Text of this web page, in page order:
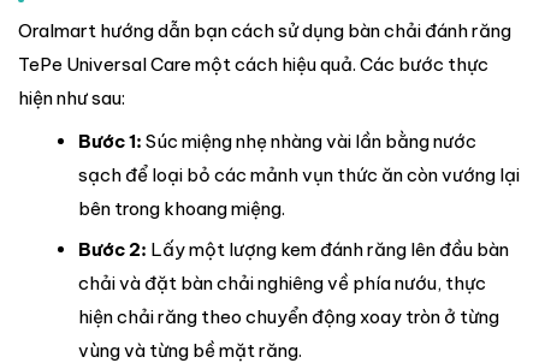
Oralmart hướng dẫn bạn cách sử dụng bàn chải đánh răng
TePe Universal Care một cách hiệu quả. Các bước thực
hiện như sau:
Bước 1: Súc miệng nhẹ nhàng vài lần bằng nước
sạch để loại bỏ các mảnh vụn thức ăn còn vướng lại
bên trong khoang miệng.
Bước 2: Lấy một lượng kem đánh răng lên đầu bàn
chải và đặt bàn chải nghiêng về phía nướu, thực
hiện chải răng theo chuyển động xoay tròn ở từng
vùng và từng bề mặt răng.